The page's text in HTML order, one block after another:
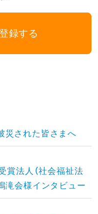
録する
災された皆さまへ
賞法人（社会福祉法
滝会様インタビュー